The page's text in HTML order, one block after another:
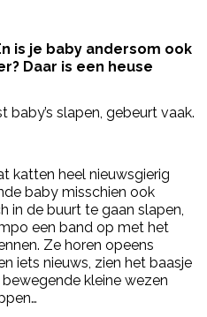
is je baby andersom ook
Daar is een heuse
slapen, gebeurt vaak.
katten heel nieuwsgierig
baby misschien ook
in de buurt te gaan slapen,
een band op met het
Ze horen opeens
iets nieuws, zien het baasje
kleine wezen